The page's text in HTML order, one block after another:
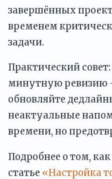
завершённых
временем
задачи.
Практический
минутную ревизию
обновляйте
неактуальные
времени, но
Подробнее о том,
статье «Настройка